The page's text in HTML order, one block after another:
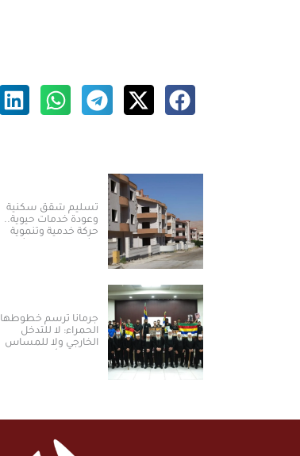
تسليم شقق سكنية
وعودة خدمات حيوية..
حركة خدمية وتنموية
جرمانا ترسم خطوطها
الحمراء: لا للتدخل
الخارجي ولا للمساس